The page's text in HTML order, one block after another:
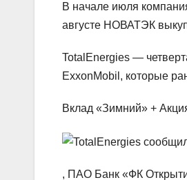
В начале июля
августе НОВАТЭК
TotalEnergies —
ExxonMobil, которые
Вклад «Зимний» +
, ПАО Банк «ФК